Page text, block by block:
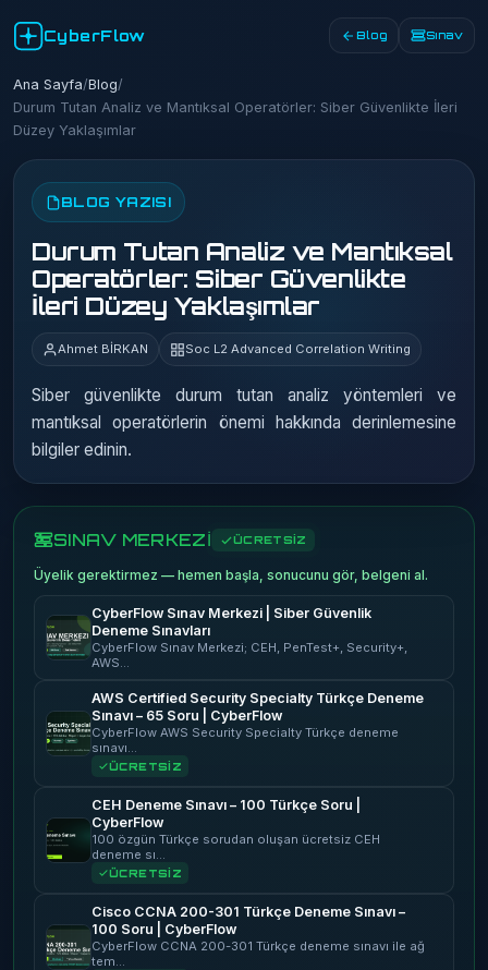
CyberFlow Blog Sınav
Ana Sayfa/Blog/
Durum Tutan Analiz ve Mantıksal Operatörler: Siber Güvenlikte İleri
Düzey Yaklaşımlar
BLOG YAZISI
Durum Tutan Analiz ve Mantıksal
Operatörler: Siber Güvenlikte
İleri Düzey Yaklaşımlar
Ahmet BİRKAN Soc L2 Advanced Correlation Writing
Siber güvenlikte durum tutan analiz yöntemleri ve
mantıksal operatörlerin önemi hakkında derinlemesine
bilgiler edinin.
SINAV MERKEZİ ÜCRETSİZ
Üyelik gerektirmez — hemen başla, sonucunu gör, belgeni al.
CyberFlow Sınav Merkezi | Siber Güvenlik
Deneme Sınavları
CyberFlow Sınav Merkezi; CEH, PenTest+, Security+,
AWS…
AWS Certified Security Specialty Türkçe Deneme
Sınavı – 65 Soru | CyberFlow
CyberFlow AWS Security Specialty Türkçe deneme
sınavı…
ÜCRETSİZ
CEH Deneme Sınavı – 100 Türkçe Soru |
CyberFlow
100 özgün Türkçe sorudan oluşan ücretsiz CEH
deneme sı…
ÜCRETSİZ
Cisco CCNA 200-301 Türkçe Deneme Sınavı –
100 Soru | CyberFlow
CyberFlow CCNA 200-301 Türkçe deneme sınavı ile ağ
tem…